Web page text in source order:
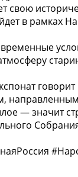
свою
в рамках
— значит